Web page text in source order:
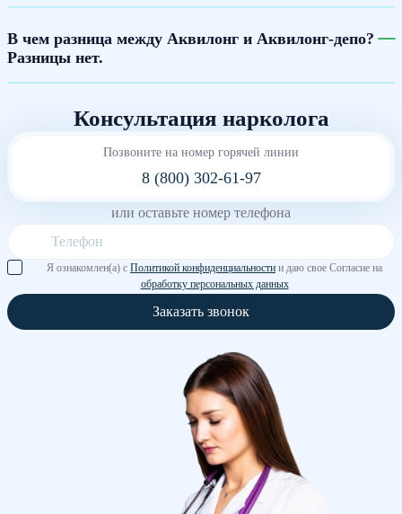
В чем разница между Аквилонг и Аквилонг-депо?
Разницы нет.
Консультация нарколога
Позвоните на номер горячей линии
8 (800) 302-61-97
или оставьте номер телефона
Я ознакомлен(а) с Политикой конфиденциальности и даю свое Согласие на
обработку персональных данных
Заказать звонок